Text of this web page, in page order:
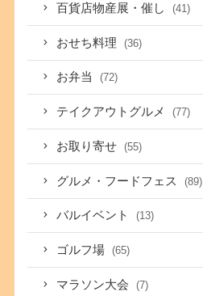
百貨店物産展・催し (41)
おせち料理 (36)
お弁当 (72)
テイクアウトグルメ (77)
お取り寄せ (55)
グルメ・フードフェス (89)
バルイベント (13)
ゴルフ場 (65)
マラソン大会 (7)